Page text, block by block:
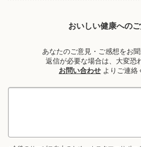
おいしい健康への
あなたのご意見・ご感想をお
返信が必要な場合は、大変恐
お問い合わせ よりご連絡